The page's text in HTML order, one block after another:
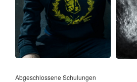
Abgeschlossene Schulungen